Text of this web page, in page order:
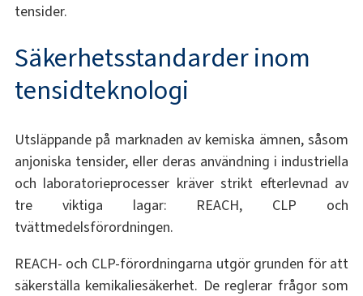
tensider.
Säkerhetsstandarder inom
tensidteknologi
Utsläppande på marknaden av kemiska ämnen, såsom
anjoniska tensider, eller deras användning i industriella
och laboratorieprocesser kräver strikt efterlevnad av
tre viktiga lagar: REACH, CLP och
tvättmedelsförordningen.
REACH- och CLP-förordningarna utgör grunden för att
säkerställa kemikaliesäkerhet. De reglerar frågor som